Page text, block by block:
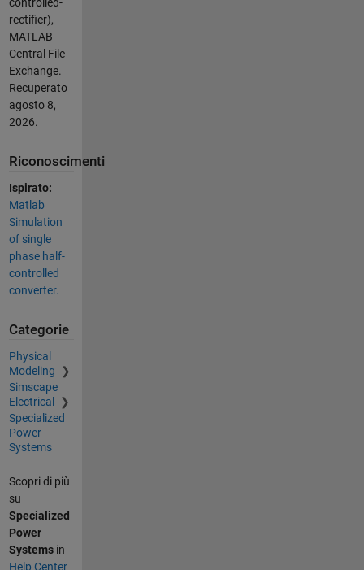
rectifier),
MATLAB
Central File
Exchange.
Recuperato
agosto 8,
2026.
Riconoscimenti
Ispirato:
Matlab
Simulation
of single
phase half-
controlled
converter.
Categorie
Physical
Modeling
Simscape
Electrical
Specialized
Power
Systems
Scopri di più
su
Specialized
Power
Systemsin
Help Center